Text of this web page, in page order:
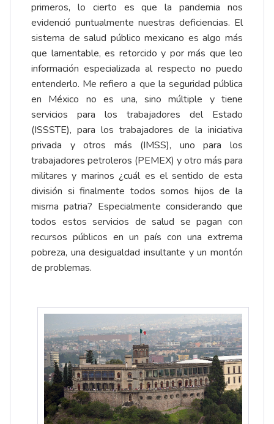
primeros, lo cierto es que la pandemia nos
evidenció puntualmente nuestras deficiencias. El
sistema de salud público mexicano es algo más
que lamentable, es retorcido y por más que leo
información especializada al respecto no puedo
entenderlo. Me refiero a que la seguridad pública
en México no es una, sino múltiple y tiene
servicios para los trabajadores del Estado
(ISSSTE), para los trabajadores de la iniciativa
privada y otros más (IMSS), uno para los
trabajadores petroleros (PEMEX) y otro más para
militares y marinos ¿cuál es el sentido de esta
división si finalmente todos somos hijos de la
misma patria? Especialmente considerando que
todos estos servicios de salud se pagan con
recursos públicos en un país con una extrema
pobreza, una desigualdad insultante y un montón
de problemas.